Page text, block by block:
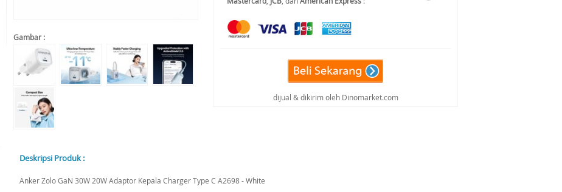
Gambar :
dijual & dikirim oleh Dinomarket.com
Deskripsi Produk :
Anker Zolo GaN 30W 20W Adaptor Kepala Charger Type C A2698 - White